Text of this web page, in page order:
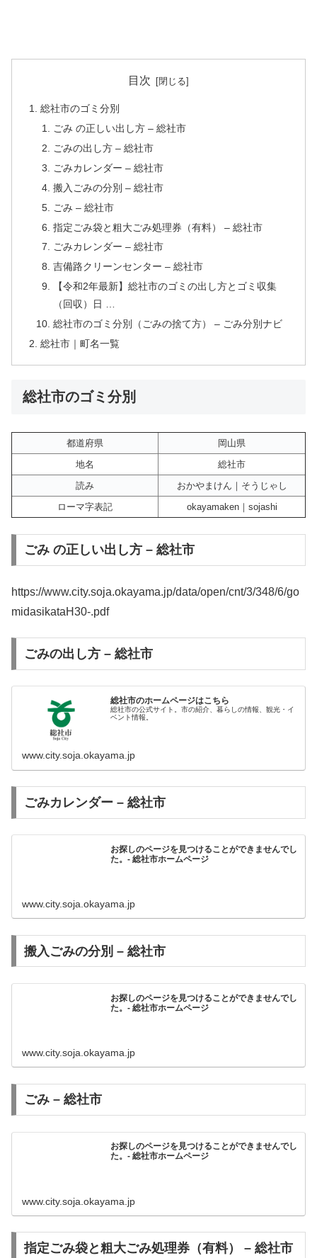
目次
総社市のゴミ分別
ごみ の正しい出し方 – 総社市
ごみの出し方 – 総社市
ごみカレンダー – 総社市
搬入ごみの分別 – 総社市
ごみ – 総社市
指定ごみ袋と粗大ごみ処理券（有料） – 総社市
ごみカレンダー – 総社市
吉備路クリーンセンター – 総社市
【令和2年最新】総社市のゴミの出し方とゴミ収集
（回収）日 …
総社市のゴミ分別（ごみの捨て方） – ごみ分別ナビ
総社市｜町名一覧
総社市のゴミ分別
都道府県
岡山県
地名
総社市
読み
おかやまけん｜そうじゃし
ローマ字表記
okayamaken｜sojashi
ごみ の正しい出し方 – 総社市
https://www.city.soja.okayama.jp/data/open/cnt/3/348/6/go
midasikataH30-.pdf
ごみの出し方 – 総社市
総社市のホームページはこちら
総社市の公式サイト。市の紹介、暮らしの情報、観光・イ
ベント情報。
www.city.soja.okayama.jp
ごみカレンダー – 総社市
お探しのページを見つけることができませんでし
た。- 総社市ホームページ
www.city.soja.okayama.jp
搬入ごみの分別 – 総社市
お探しのページを見つけることができませんでし
た。- 総社市ホームページ
www.city.soja.okayama.jp
ごみ – 総社市
お探しのページを見つけることができませんでし
た。- 総社市ホームページ
www.city.soja.okayama.jp
指定ごみ袋と粗大ごみ処理券（有料） – 総社市